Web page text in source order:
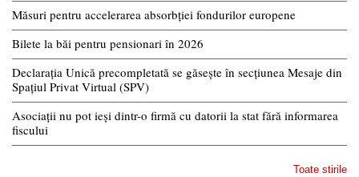
Măsuri pentru accelerarea absorbției fondurilor europene
Bilete la băi pentru pensionari în 2026
Declarația Unică precompletată se găsește în secțiunea Mesaje din
Spațiul Privat Virtual (SPV)
Asociații nu pot ieși dintr-o firmă cu datorii la stat fără informarea
fiscului
Toate stirile